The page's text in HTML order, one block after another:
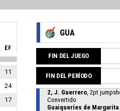
EF
11
24
17
GUA
FIN DEL JUEGO
FIN DEL PERÍODO
2, J. Guerrero, 2pt
Convertido
Guaiqueríes de Margarita